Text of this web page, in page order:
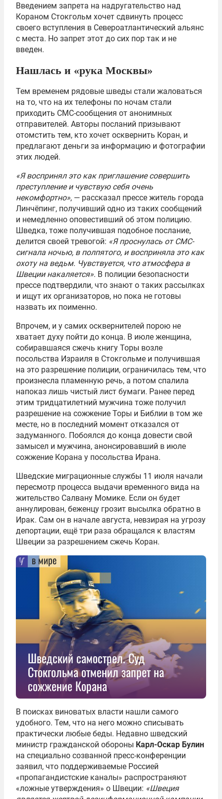
Введением запрета на надругательство над
Кораном Стокгольм хочет сдвинуть процесс
своего вступления в Североатлантический альянс
с места. Но запрет этот до сих пор так и не
введен.
Нашлась и «рука Москвы»
Тем временем рядовые шведы стали жаловаться
на то, что на их телефоны по ночам стали
приходить СМС-сообщения от анонимных
отправителей. Авторы посланий призывают
отомстить тем, кто хочет осквернить Коран, и
предлагают деньги за информацию и фотографии
этих людей.
«Я воспринял это как приглашение совершить
преступление и чувствую себя очень
некомфортно», — рассказал прессе житель города
Линчёпинг, получивший одно из таких сообщений
и немедленно оповестивший об этом полицию.
Шведка, тоже получившая подобное послание,
делится своей тревогой: «Я проснулась от СМС-
сигнала ночью, в полпятого, и восприняла это как
охоту на ведьм. Чувствуется, что атмосфера в
Швеции накаляется». В полиции безопасности
прессе подтвердили, что знают о таких рассылках
и ищут их организаторов, но пока не готовы
назвать их поименно.
Впрочем, и у самих осквернителей порою не
хватает духу пойти до конца. В июле женщина,
собиравшаяся сжечь книгу Торы возле
посольства Израиля в Стокгольме и получившая
на это разрешение полиции, ограничилась тем, что
произнесла пламенную речь, а потом спалила
напоказ лишь чистый лист бумаги. Ранее перед
этим тридцатилетний мужчина тоже получил
разрешение на сожжение Торы и Библии в том же
месте, но в последний момент отказался от
задуманного. Побоялся до конца довести свой
замысел и мужчина, анонсировавший в июле
сожжение Корана у посольства Ирана.
Шведские миграционные службы 11 июля начали
пересмотр процесса выдачи временного вида на
жительство Салвану Момике. Если он будет
аннулирован, беженцу грозит высылка обратно в
Ирак. Сам он в начале августа, невзирая на угрозу
депортации, ещё три раза обращался к властям
Швеции за разрешением сжечь Коран.
в мире
Шведский самострел. Суд
Стокгольма отменил запрет на
сожжение Корана
В поисках виноватых власти нашли самого
удобного. Тем, что на него можно списывать
практически любые беды. Недавно шведский
министр гражданской обороны Карл-Оскар Булин
на специально созванной пресс-конференции
заявил, что поддерживаемые Россией
«пропагандистские каналы» распространяют
«ложные утверждения» о Швеции: «Швеция